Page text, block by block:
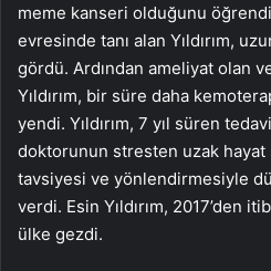
meme kanseri olduğunu öğrendi.
evresinde tanı alan Yıldırım,
gördü. Ardından ameliyat olan
Yıldırım, bir süre daha
yendi. Yıldırım, 7 yıl süren
doktorunun stresten uzak
tavsiyesi ve yönlendirmesiyle
verdi. Esin Yıldırım, 2017’den
ülke gezdi.